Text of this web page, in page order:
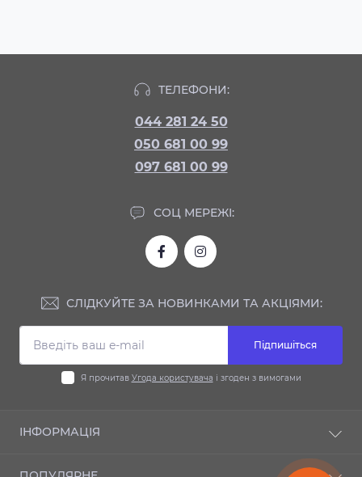
ТЕЛЕФОНИ:
044 281 24 50
050 681 00 99
097 681 00 99
СОЦ МЕРЕЖІ:
СЛІДКУЙТЕ ЗА НОВИНКАМИ ТА АКЦІЯМИ:
Підпишіться
Я прочитав Угода користувача і згоден з вимогами
ІНФОРМАЦІЯ